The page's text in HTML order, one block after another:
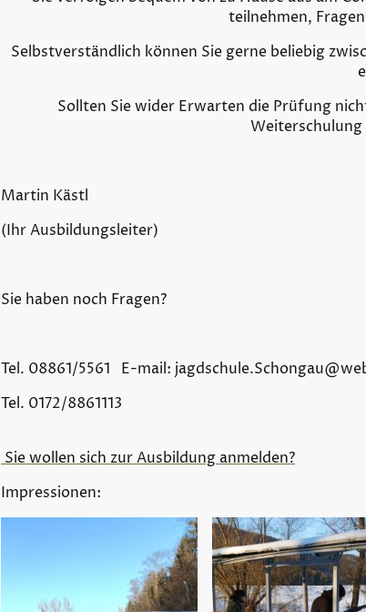
teilnehmen,
Selbstverständlich können Sie gerne beliebig
Sollten Sie wider Erwarten die Prüfung
Weiterschulung
Martin Kästl
(Ihr Ausbildungsleiter)
Sie haben noch Fragen?
Tel. 08861/5561 E-mail:
Tel. 0172/8861113
Sie wollen sich zur Ausbildung anmelden?
Impressionen: